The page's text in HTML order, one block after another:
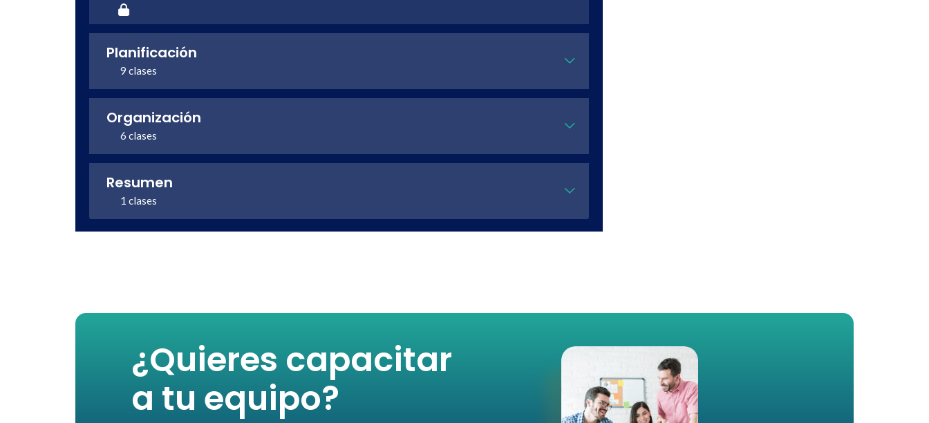
Planificación
9 clases
Organización
6 clases
Resumen
1 clases
¿Quieres capacitar
a tu equipo?